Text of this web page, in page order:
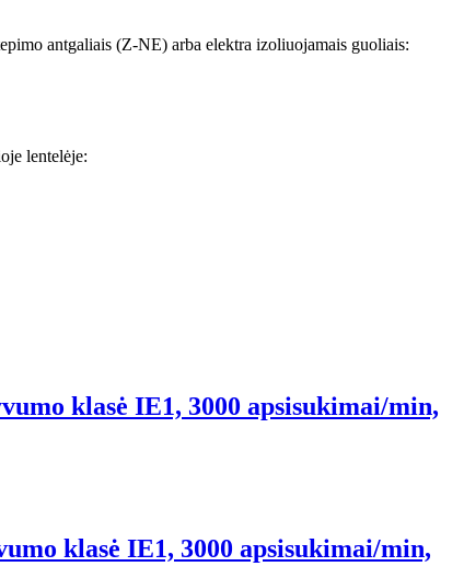
antgaliais (Z-NE) arba elektra izoliuojamais guoliais:
lentelėje:
klasė IE1, 3000 apsisukimai/min,
klasė IE1, 3000 apsisukimai/min,